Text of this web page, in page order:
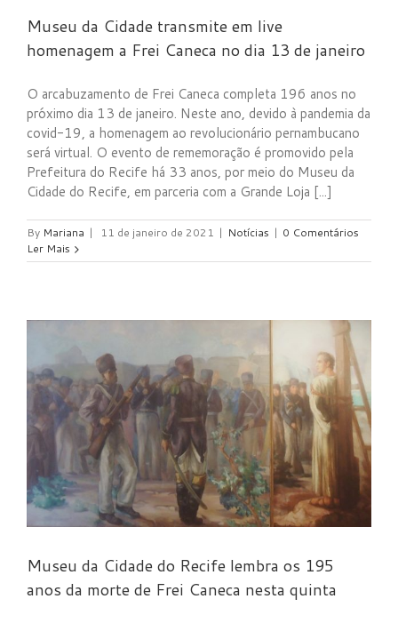
Museu da Cidade transmite em live
homenagem a Frei Caneca no dia 13 de janeiro
O arcabuzamento de Frei Caneca completa 196 anos no
próximo dia 13 de janeiro. Neste ano, devido à pandemia da
covid-19, a homenagem ao revolucionário pernambucano
será virtual. O evento de rememoração é promovido pela
Prefeitura do Recife há 33 anos, por meio do Museu da
Cidade do Recife, em parceria com a Grande Loja [...]
By Mariana | 11 de janeiro de 2021 | Notícias | 0 Comentários
Ler Mais
Museu da Cidade do Recife lembra os 195
anos da morte de Frei Caneca nesta quinta